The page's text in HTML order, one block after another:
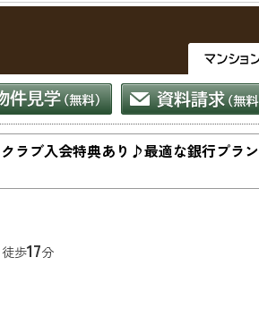
ラブ入会特典あり♪最適な銀行プラン
歩17分